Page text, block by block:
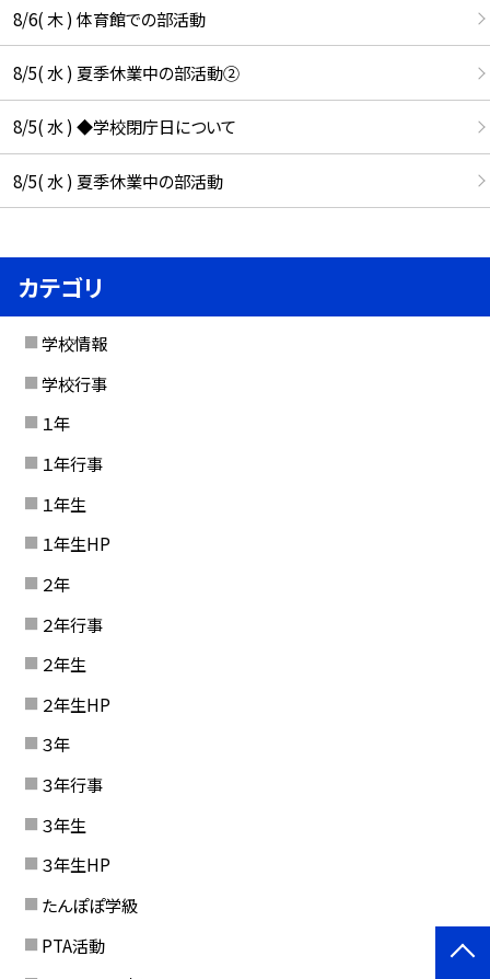
8/6( 木 ) 体育館での部活動
8/5( 水 ) 夏季休業中の部活動②
8/5( 水 ) ◆学校閉庁日について
8/5( 水 ) 夏季休業中の部活動
カテゴリ
学校情報
学校行事
１年
１年行事
１年生
１年生HP
２年
２年行事
２年生
２年生HP
３年
３年行事
３年生
３年生HP
たんぽぽ学級
PTA活動